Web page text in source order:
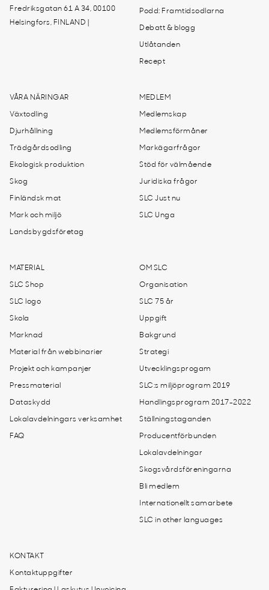
Fredriksgatan 61 A 34, 00100
Helsingfors, FINLAND |
Podd: Framtidsodlarna
Debatt & blogg
Utlåtanden
Recept
VÅRA NÄRINGAR
Växtodling
Djurhållning
Trädgårdsodling
Ekologisk produktion
Skog
Finländsk mat
Mark och miljö
Landsbygdsföretag
MEDLEM
Medlemskap
Medlemsförmåner
Markägarfrågor
Stöd för välmående
Juridiska frågor
SLC Just nu
SLC Unga
MATERIAL
SLC Shop
SLC logo
Skola
Marknad
Material från webbinarier
Projekt och kampanjer
Pressmaterial
Dataskydd
Lokalavdelningars verksamhet
FAQ
OM SLC
Organisation
SLC 75 år
Uppgift
Bakgrund
Strategi
Utvecklingsprogam
SLC:s miljöprogram 2019
Handlingsprogram 2017-2022
Ställningstaganden
Producentförbunden
Lokalavdelningar
Skogsvårdsföreningarna
Bli medlem
Internationellt samarbete
SLC in other languages
KONTAKT
Kontaktuppgifter